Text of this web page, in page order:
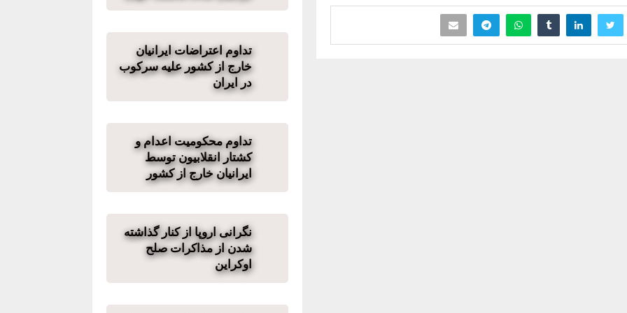
تداوم اعتراضات ایرانیان
خارج از کشور علیه سرکوب
در ایران
تداوم محکومیت اعدام و
کشتار انقلابیون توسط
ایرانیان خارج از کشور
نگرانی اروپا از کنار گذاشته
شدن از مذاکرات صلح
اوکراین